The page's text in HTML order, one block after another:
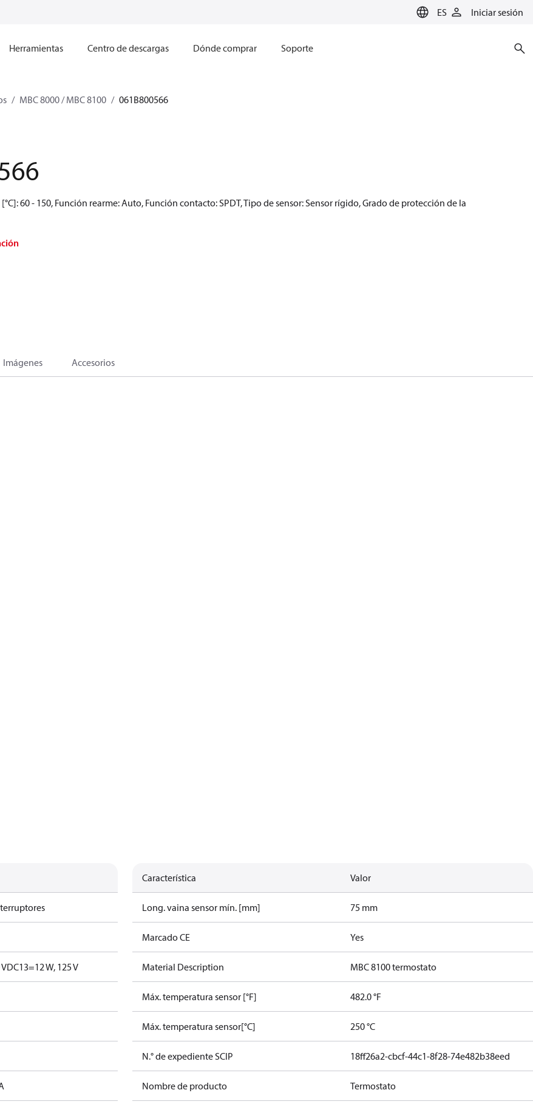
ES Iniciar sesión
Herramientas Centro de descargas Dónde comprar Soporte
MBC 8000 / MBC 8100 061B800566
60 - 150, Función rearme: Auto, Función contacto: SPDT, Tipo de sensor: Sensor rígido, Grado de protección de la
Imágenes Accesorios
DC13=12 W, 125 V
Característica Valor
Long. vaina sensor mín. [mm] 75 mm
Marcado CE Yes
Material Description MBC 8100 termostato
Máx. temperatura sensor [°F] 482.0 °F
Máx. temperatura sensor[°C] 250 °C
N.° de expediente SCIP 18ff26a2-cbcf-44c1-8f28-74e482b38eed
Nombre de producto Termostato